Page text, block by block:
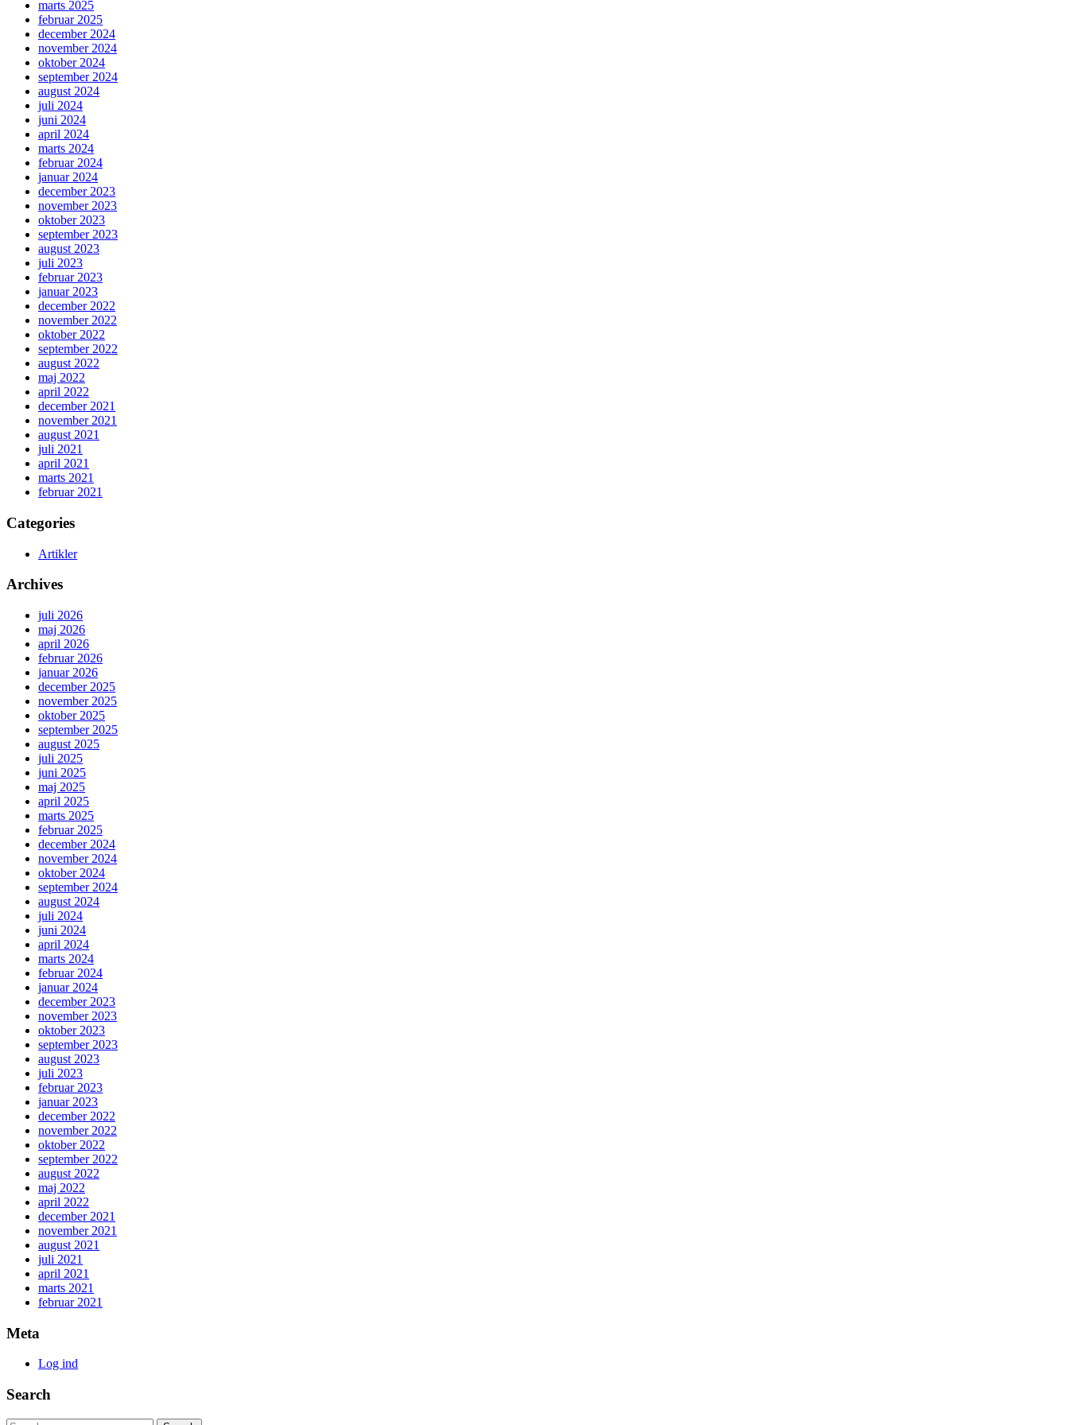
marts 2025
februar 2025
december 2024
november 2024
oktober 2024
september 2024
august 2024
juli 2024
juni 2024
april 2024
marts 2024
februar 2024
januar 2024
december 2023
november 2023
oktober 2023
september 2023
august 2023
juli 2023
februar 2023
januar 2023
december 2022
november 2022
oktober 2022
september 2022
august 2022
maj 2022
april 2022
december 2021
november 2021
august 2021
juli 2021
april 2021
marts 2021
februar 2021
Categories
Artikler
Archives
juli 2026
maj 2026
april 2026
februar 2026
januar 2026
december 2025
november 2025
oktober 2025
september 2025
august 2025
juli 2025
juni 2025
maj 2025
april 2025
marts 2025
februar 2025
december 2024
november 2024
oktober 2024
september 2024
august 2024
juli 2024
juni 2024
april 2024
marts 2024
februar 2024
januar 2024
december 2023
november 2023
oktober 2023
september 2023
august 2023
juli 2023
februar 2023
januar 2023
december 2022
november 2022
oktober 2022
september 2022
august 2022
maj 2022
april 2022
december 2021
november 2021
august 2021
juli 2021
april 2021
marts 2021
februar 2021
Meta
Log ind
Search